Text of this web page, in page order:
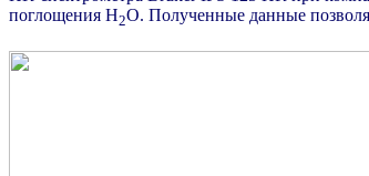
поглощения H2O. Полученные данные